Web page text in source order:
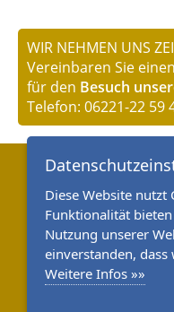
WIR NEHMEN UNS
Vereinbaren Sie
für den Besuch
Telefon: 06221-22 59
Diese Website
Funktionalität
Nutzung unserer
einverstanden, dass
Weitere Infos »»